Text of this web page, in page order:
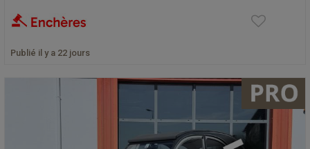
Publié il y a 22 jours